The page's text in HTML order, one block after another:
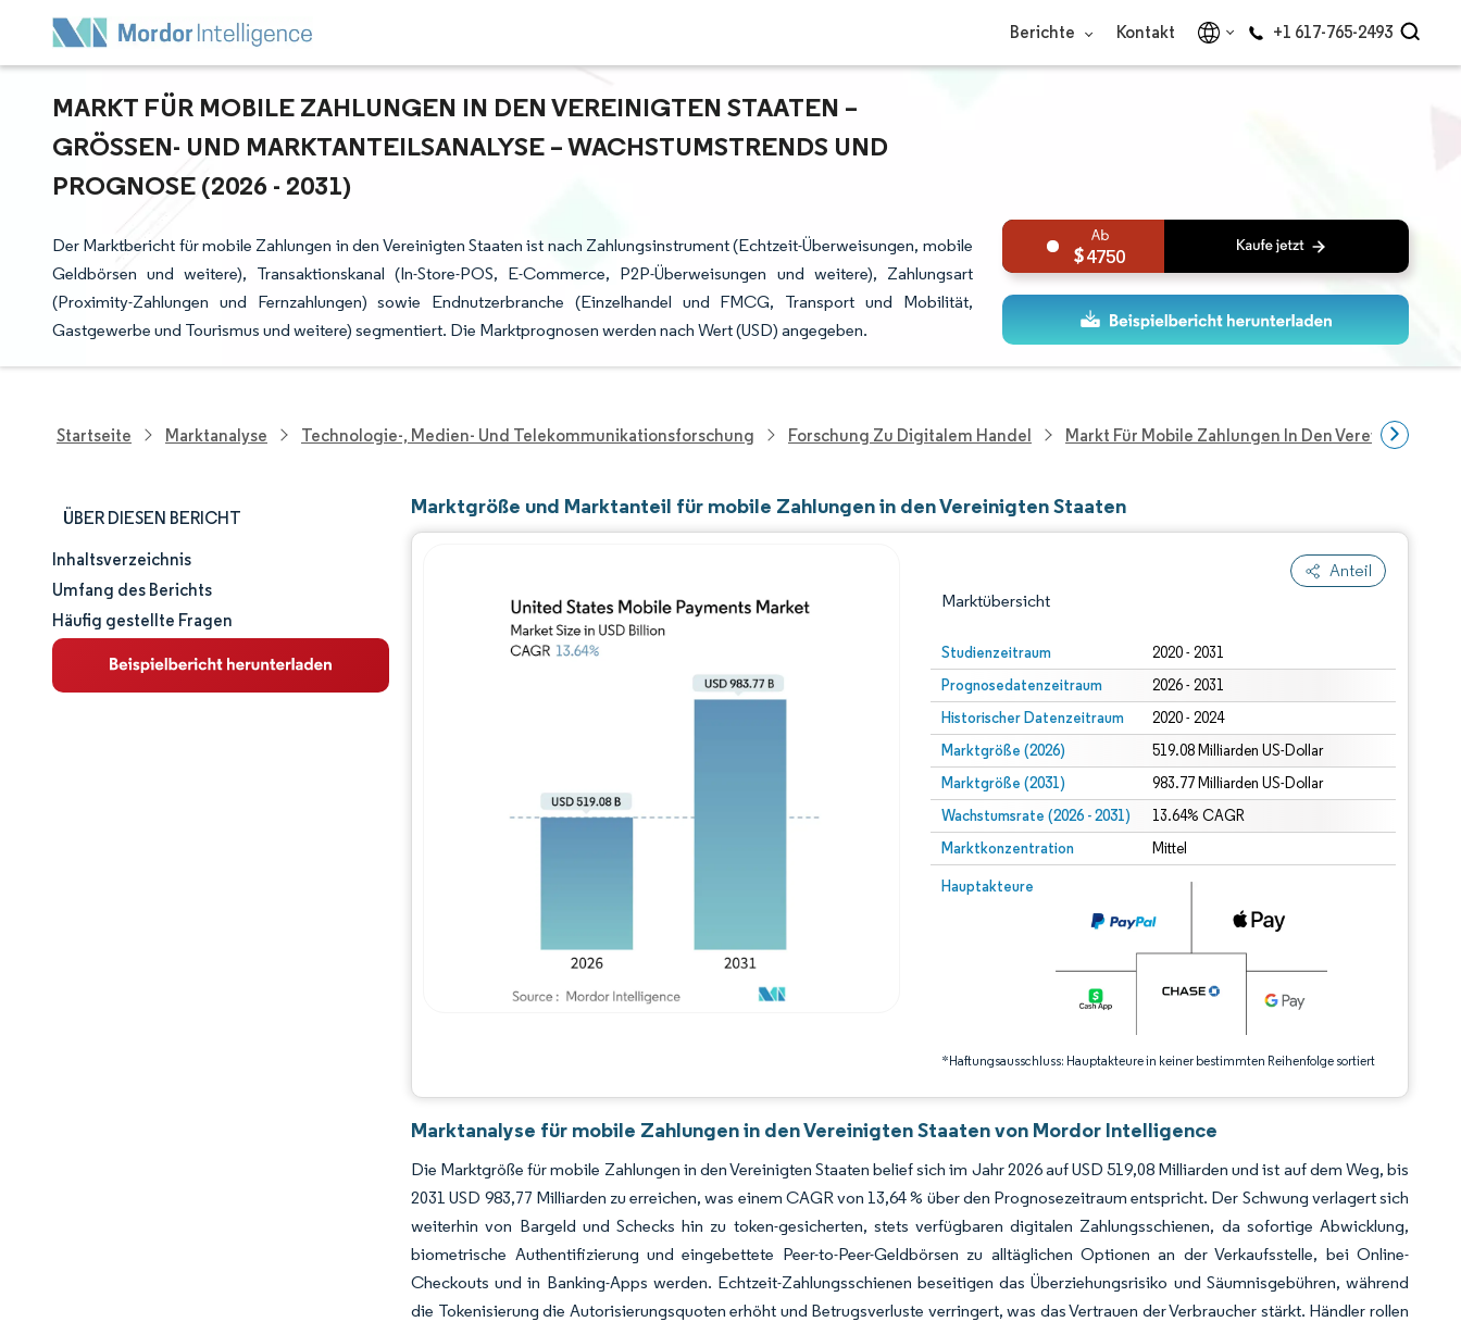
Berichte Kontakt +1 617-765-2493
MARKT FÜR MOBILE ZAHLUNGEN IN DEN VEREINIGTEN STAATEN –
GRÖSSEN- UND MARKTANTEILSANALYSE – WACHSTUMSTRENDS UND P
ROGNOSE (2026 - 2031)
Der Marktbericht für mobile Zahlungen in den Vereinigten Staaten ist nach Zahlungsinstrument (Echtzeit-Überweisungen, mobile
Geldbörsen und weitere), Transaktionskanal (In-Store-POS, E-Commerce, P2P-Überweisungen und weitere), Zahlungsart
(Proximity-Zahlungen und Fernzahlungen) sowie Endnutzerbranche (Einzelhandel und FMCG, Transport und Mobilität,
Gastgewerbe und Tourismus und weitere) segmentiert. Die Marktprognosen werden nach Wert (USD) angegeben.
4750
Startseite Marktanalyse Technologie-, Medien- Und Telekommunikationsforschung Forschung Zu Digitalem Handel Markt Für Mobile Zahlungen In Den Vereinigten
ÜBER DIESEN BERICHT
Marktgröße und -anteil
Marktanalyse
Trends und Einblicke
Inhaltsverzeichnis
Umfang des Berichts
Häufig gestellte Fragen
Marktgröße und Marktanteil für mobile Zahlungen in den Vereinigten Staaten
Anteil
Marktübersicht
Studienzeitraum 2020 - 2031
Prognosedatenzeitraum 2026 - 2031
Historischer Datenzeitraum 2020 - 2024
Marktgröße (2026) 519.08 Milliarden US-Dollar
Marktgröße (2031) 983.77 Milliarden US-Dollar
Wachstumsrate (2026 - 2031) 13.64% CAGR
Marktkonzentration Mittel
Hauptakteure
*Haftungsausschluss: Hauptakteure in keiner bestimmten Reihenfolge sortiert
Bild © Mordor Intelligence. Wiederverwendung erfordert Namensnennung gemäß CC BY 4.0.
Bild © Mordor Intelligence. Wiederverwendung erfordert Namensnennung gemäß CC BY 4.0.
Marktanalyse für mobile Zahlungen in den Vereinigten Staaten von Mordor Intelligence
Die Marktgröße für mobile Zahlungen in den Vereinigten Staaten belief sich im Jahr 2026 auf USD 519,08 Milliarden und ist auf dem Weg, bis
2031 USD 983,77 Milliarden zu erreichen, was einem CAGR von 13,64 % über den Prognosezeitraum entspricht. Der Schwung verlagert sich
weiterhin von Bargeld und Schecks hin zu token-gesicherten, stets verfügbaren digitalen Zahlungsschienen, da sofortige Abwicklung,
biometrische Authentifizierung und eingebettete Peer-to-Peer-Geldbörsen zu alltäglichen Optionen an der Verkaufsstelle, bei Online-
Checkouts und in Banking-Apps werden. Echtzeit-Zahlungsschienen beseitigen das Überziehungsrisiko und Säumnisgebühren, während
die Tokenisierung die Autorisierungsquoten erhöht und Betrugsverluste verringert, was das Vertrauen der Verbraucher stärkt. Händler rollen